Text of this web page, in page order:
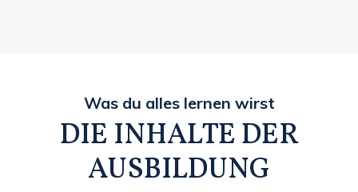
Was du alles lernen wirst
DIE INHALTE DER
AUSBILDUNG